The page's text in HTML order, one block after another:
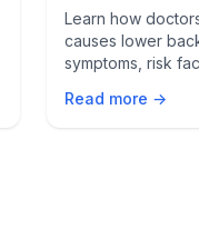
Symptoms,
Prevention &
Learn how
causes lower
symptoms, risk
options to
Read more →